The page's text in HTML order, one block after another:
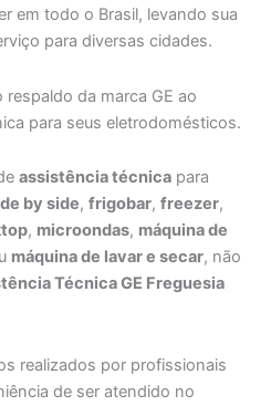
em todo o Brasil, levando sua
para diversas cidades.
da marca GE ao
para seus eletrodomésticos.
assistência técnica para
by side,frigobar,freezer,
, microondas, máquina de
máquina de lavar e secar, não
Técnica GE Freguesia
realizados por profissionais
de ser atendido no